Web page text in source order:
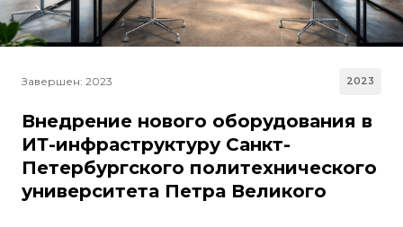
Завершен: 2023 2023
Внедрение нового оборудования в
ИТ-инфраструктуру Санкт-
Петербургского политехнического
университета Петра Великого